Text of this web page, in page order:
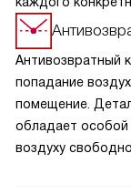
Антивозвратный
попадание
помещение.
обладает особой
воздуху